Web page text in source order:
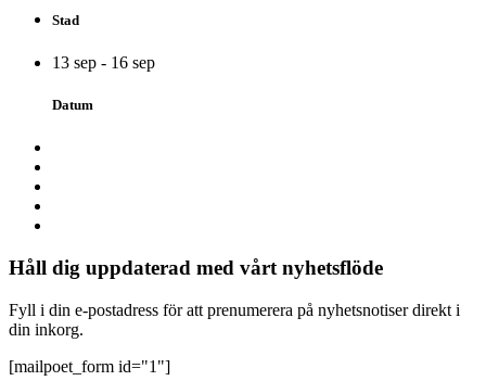
Stad
13 sep - 16 sep
Datum
Håll dig uppdaterad med vårt nyhetsflöde
Fyll i din e-postadress för att prenumerera på nyhetsnotiser direkt i
din inkorg.
[mailpoet_form id="1"]